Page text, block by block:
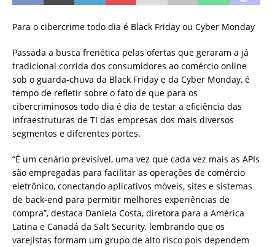
Para o cibercrime todo dia é Black Friday ou Cyber Monday
Passada a busca frenética pelas ofertas que geraram a já
tradicional corrida dos consumidores ao comércio online
sob o guarda-chuva da Black Friday e da Cyber Monday, é
tempo de refletir sobre o fato de que para os
cibercriminosos todo dia é dia de testar a eficiência das
infraestruturas de TI das empresas dos mais diversos
segmentos e diferentes portes.
“É um cenário previsível, uma vez que cada vez mais as APIs
são empregadas para facilitar as operações de comércio
eletrônico, conectando aplicativos móveis, sites e sistemas
de back-end para permitir melhores experiências de
compra”, destaca Daniela Costa, diretora para a América
Latina e Canadá da Salt Security, lembrando que os
varejistas formam um grupo de alto risco pois dependem